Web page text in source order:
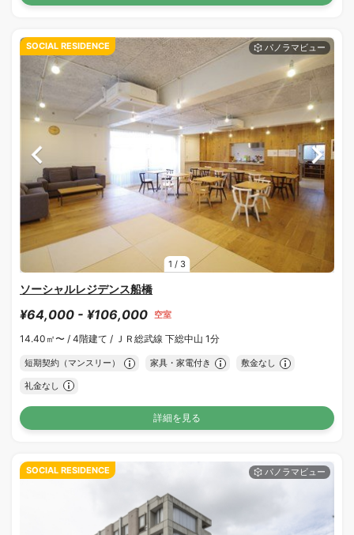
1 / 3
SOCIAL RESIDENCE
ソーシャルレジデンス船橋
¥64,000 - ¥106,000 空室
14.40㎡〜 / 4階建て / ＪＲ総武線 下総中山 1分
短期契約（マンスリー） 家具・家電付き 敷金なし
礼金なし
詳細を見る
SOCIAL RESIDENCE